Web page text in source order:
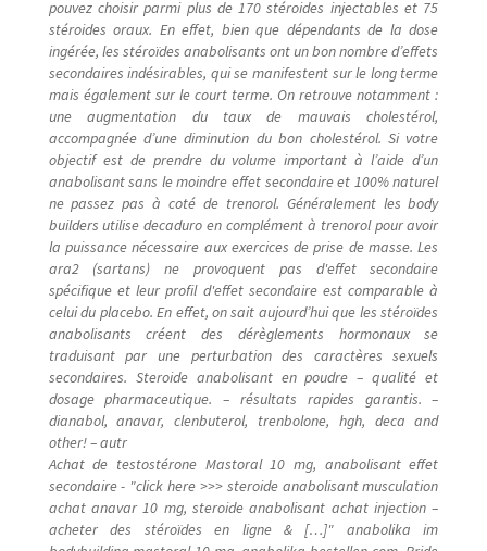
pouvez choisir parmi plus de 170 stéroides injectables et 75
stéroides oraux. En effet, bien que dépendants de la dose
ingérée, les stéroïdes anabolisants ont un bon nombre d’effets
secondaires indésirables, qui se manifestent sur le long terme
mais également sur le court terme. On retrouve notamment :
une augmentation du taux de mauvais cholestérol,
accompagnée d’une diminution du bon cholestérol. Si votre
objectif est de prendre du volume important à l’aide d’un
anabolisant sans le moindre effet secondaire et 100% naturel
ne passez pas à coté de trenorol. Généralement les body
builders utilise decaduro en complément à trenorol pour avoir
la puissance nécessaire aux exercices de prise de masse. Les
ara2 (sartans) ne provoquent pas d'effet secondaire
spécifique et leur profil d'effet secondaire est comparable à
celui du placebo. En effet, on sait aujourd’hui que les stéroïdes
anabolisants créent des dérèglements hormonaux se
traduisant par une perturbation des caractères sexuels
secondaires. Steroide anabolisant en poudre – qualité et
dosage pharmaceutique. – résultats rapides garantis. –
dianabol, anavar, clenbuterol, trenbolone, hgh, deca and
other! – autr
Achat de testostérone Mastoral 10 mg, anabolisant effet
secondaire - "click here >>> steroide anabolisant musculation
achat anavar 10 mg, steroide anabolisant achat injection –
acheter des stéroïdes en ligne & […]" anabolika im